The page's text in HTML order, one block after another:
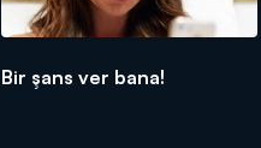
Bir şans ver bana!